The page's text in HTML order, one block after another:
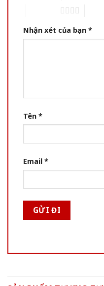
Nhận xét của bạn *
Tên *
Email *